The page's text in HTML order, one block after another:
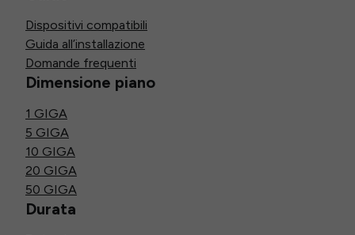
Dispositivi compatibili
Guida all’installazione
Domande frequenti
Dimensione piano
1 GIGA
5 GIGA
10 GIGA
20 GIGA
50 GIGA
Durata